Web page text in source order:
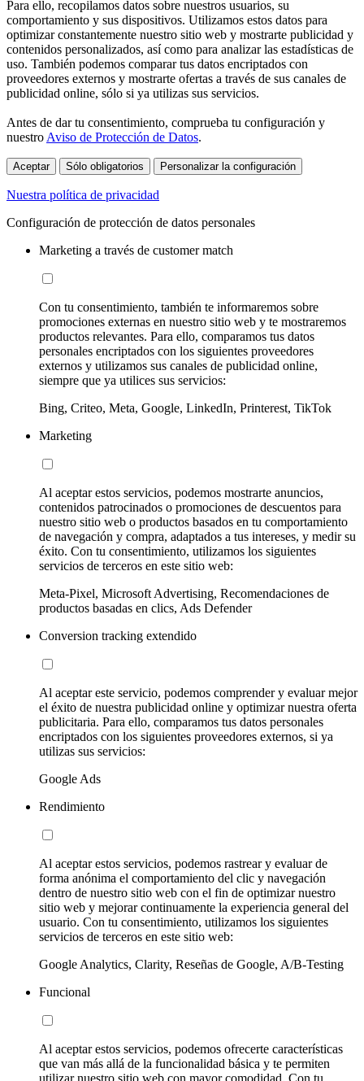
Para ello, recopilamos datos sobre nuestros usuarios, su
comportamiento y sus dispositivos. Utilizamos estos datos para
optimizar constantemente nuestro sitio web y mostrarte publicidad y
contenidos personalizados, así como para analizar las estadísticas de
uso. También podemos comparar tus datos encriptados con
proveedores externos y mostrarte ofertas a través de sus canales de
publicidad online, sólo si ya utilizas sus servicios.
Antes de dar tu consentimiento, comprueba tu configuración y
nuestro Aviso de Protección de Datos.
Aceptar Sólo obligatorios Personalizar la configuración
Nuestra política de privacidad
Configuración de protección de datos personales
Marketing a través de customer match
Con tu consentimiento, también te informaremos sobre
promociones externas en nuestro sitio web y te mostraremos
productos relevantes. Para ello, comparamos tus datos
personales encriptados con los siguientes proveedores
externos y utilizamos sus canales de publicidad online,
siempre que ya utilices sus servicios:
Bing, Criteo, Meta, Google, LinkedIn, Printerest, TikTok
Marketing
Al aceptar estos servicios, podemos mostrarte anuncios,
contenidos patrocinados o promociones de descuentos para
nuestro sitio web o productos basados en tu comportamiento
de navegación y compra, adaptados a tus intereses, y medir su
éxito. Con tu consentimiento, utilizamos los siguientes
servicios de terceros en este sitio web:
Meta-Pixel, Microsoft Advertising, Recomendaciones de
productos basadas en clics, Ads Defender
Conversion tracking extendido
Al aceptar este servicio, podemos comprender y evaluar mejor
el éxito de nuestra publicidad online y optimizar nuestra oferta
publicitaria. Para ello, comparamos tus datos personales
encriptados con los siguientes proveedores externos, si ya
utilizas sus servicios:
Google Ads
Rendimiento
Al aceptar estos servicios, podemos rastrear y evaluar de
forma anónima el comportamiento del clic y navegación
dentro de nuestro sitio web con el fin de optimizar nuestro
sitio web y mejorar continuamente la experiencia general del
usuario. Con tu consentimiento, utilizamos los siguientes
servicios de terceros en este sitio web:
Google Analytics, Clarity, Reseñas de Google, A/B-Testing
Funcional
Al aceptar estos servicios, podemos ofrecerte características
que van más allá de la funcionalidad básica y te permiten
utilizar nuestro sitio web con mayor comodidad. Con tu